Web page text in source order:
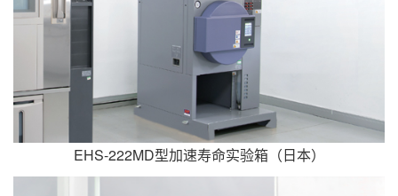
EHS-222MD型加速寿命实验箱（日本）